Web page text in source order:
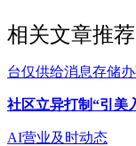
相关文章推荐
台仅供给消息存储
社区立异打制“引美
AI营业及时动态